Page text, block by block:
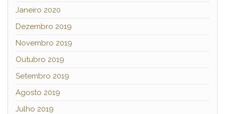
Janeiro 2020
Dezembro 2019
Novembro 2019
Outubro 2019
Setembro 2019
Agosto 2019
Julho 2019